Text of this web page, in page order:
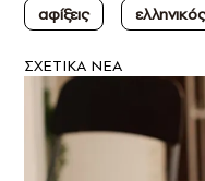
αφίξεις
ΣXETIKA NEA